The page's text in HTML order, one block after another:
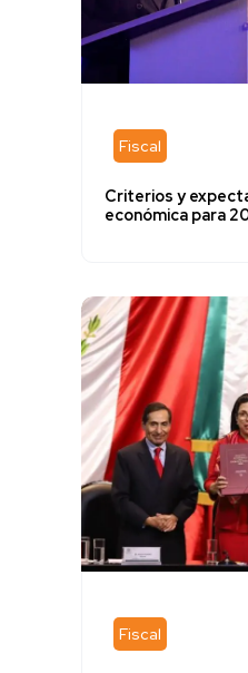
Fiscal
Criterios y
económica para
Fiscal